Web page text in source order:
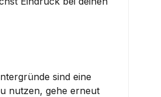
sind eine
nutzen, gehe erneut